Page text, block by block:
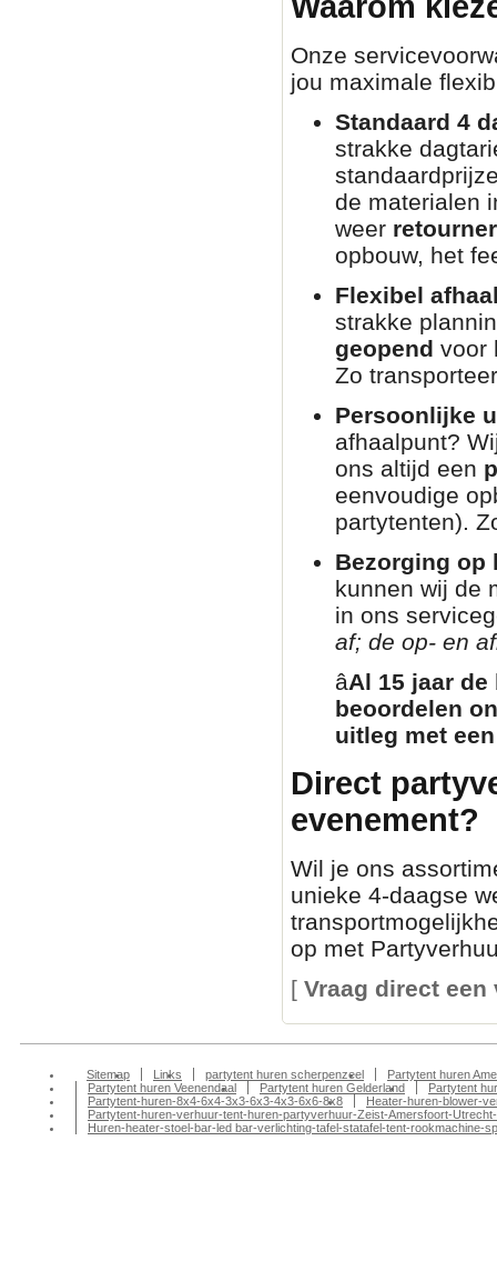
Onze
jou maximale
Standaard 4
strakke
de materialen
weer
opbouw, het
Flexibel
strakke
geopend voor
Zo
Persoonlijke
afhaalpunt?
ons altijd een
eenvoudige
partytenten).
Bezorging op
kunnen wij de
in ons
af; de op- en
â­Al 15 jaar
beoordelen
uitleg met
Direct
evenement?
Wil je ons
unieke 4-daagse
op met
[ Vraag direct
Sitemap Links partytent huren scherpenzeel
Partytent huren
Partytent huren Veenendaal
Partytent huren Gelderland
Partytent
Partytent-huren-8x4-6x4-3x3-6x3-4x3-6x6-8x8
Heater-huren-blower-
Partytent-huren-verhuur-tent-huren-partyverhuur-Zeist-Amersfoort-
Huren-heater-stoel-bar-led bar-verlichting-tafel-statafel-tent-